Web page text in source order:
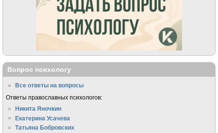
Вопрос психологу
Все ответы на вопросы
Ответы православных психологов:
Никита Яночкин
Екатерина Усачева
Татьяна Бобровских